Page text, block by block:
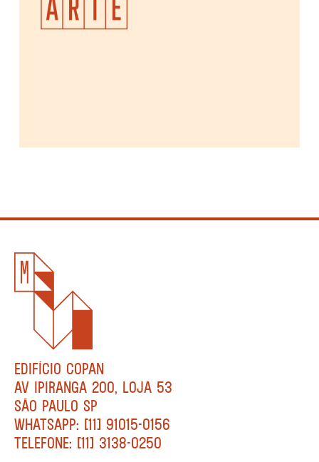
EDIFÍCIO COPAN
AV IPIRANGA 200, LOJA 53
SÃO PAULO SP
WHATSAPP: [11] 91015-0156
TELEFONE: [11] 3138-0250